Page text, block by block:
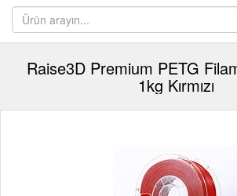
Raise3D Premium PETG
1kg Kırmızı